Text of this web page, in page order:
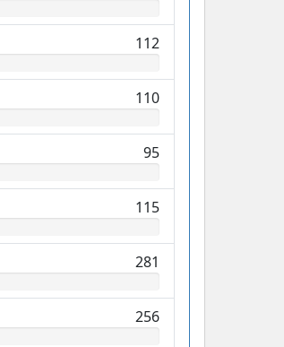
112
110
95
115
281
256